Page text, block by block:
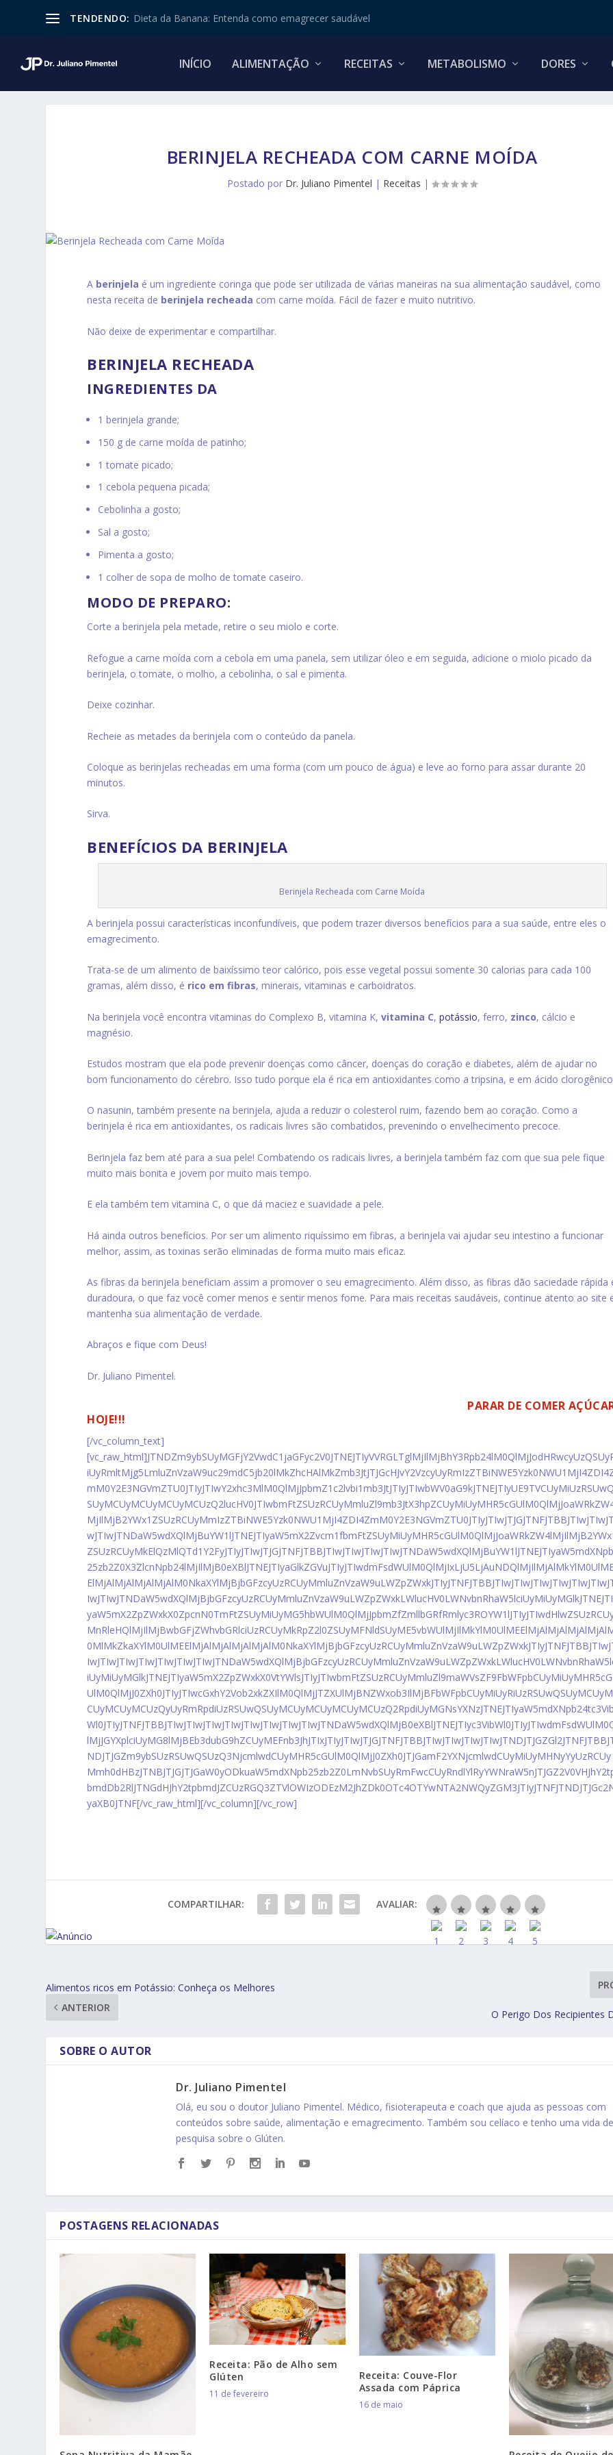
TENDENDO: Dieta da Banana: Entenda como emagrecer saudável
INÍCIO ALIMENTAÇÃO RECEITAS METABOLISMO DORES
BERINJELA RECHEADA COM CARNE MOÍDA
Postado por Dr. Juliano Pimentel | Receitas |
A berinjela é um ingrediente coringa que pode ser utilizada de várias maneiras na sua alimentação saudável, como
nesta receita de berinjela recheada com carne moída. Fácil de fazer e muito nutritivo.
Não deixe de experimentar e compartilhar.
BERINJELA RECHEADA
INGREDIENTES DA
1 berinjela grande;
150 g de carne moída de patinho;
1 tomate picado;
1 cebola pequena picada;
Cebolinha a gosto;
Sal a gosto;
Pimenta a gosto;
1 colher de sopa de molho de tomate caseiro.
MODO DE PREPARO:
Corte a berinjela pela metade, retire o seu miolo e corte.
Refogue a carne moída com a cebola em uma panela, sem utilizar óleo e em seguida, adicione o miolo picado da
berinjela, o tomate, o molho, a cebolinha, o sal e pimenta.
Deixe cozinhar.
Recheie as metades da berinjela com o conteúdo da panela.
Coloque as berinjelas recheadas em uma forma (com um pouco de água) e leve ao forno para assar durante 20
minutos.
Sirva.
BENEFÍCIOS DA BERINJELA
Berinjela Recheada com Carne Moída
A berinjela possui características inconfundíveis, que podem trazer diversos benefícios para a sua saúde, entre eles o
emagrecimento.
Trata-se de um alimento de baixíssimo teor calórico, pois esse vegetal possui somente 30 calorias para cada 100
gramas, além disso, é rico em fibras, minerais, vitaminas e carboidratos.
Na berinjela você encontra vitaminas do Complexo B, vitamina K,vitamina C,potássio, ferro, zinco, cálcio e
magnésio.
Estudos mostram que ela pode prevenir doenças como câncer, doenças do coração e diabetes, além de ajudar no
bom funcionamento do cérebro. Isso tudo porque ela é rica em antioxidantes como a tripsina, e em ácido
O nasunin, também presente na berinjela, ajuda a reduzir o colesterol ruim, fazendo bem ao coração. Como a
berinjela é rica em antioxidantes, os radicais livres são combatidos, prevenindo o envelhecimento precoce.
Berinjela faz bem até para a sua pele! Combatendo os radicais livres, a berinjela também faz com que sua pele fique
muito mais bonita e jovem por muito mais tempo.
E ela também tem vitamina C, o que dá maciez e suavidade a pele.
Há ainda outros benefícios. Por ser um alimento riquíssimo em fibras, a berinjela vai ajudar seu intestino a funcionar
melhor, assim, as toxinas serão eliminadas de forma muito mais eficaz.
As fibras da berinjela beneficiam assim a promover o seu emagrecimento.Além disso, as fibras dão saciedade rápida
duradoura, o que faz você comer menos e sentir menos fome. Para mais receitas saudáveis, continue atento ao site
mantenha sua alimentação de verdade.
Abraços e fique com Deus!
Dr. Juliano Pimentel.
PARAR DE COMER
HOJE!!!
[/vc_column_text]
IwJTIwJTNDaW5wdXQlMjBjbGFzcyUzRCUyMmluZnVzaW9uLWZpZWxkLWlucHV0LWNvbnRhaW5lciUyMiUyMGlkJTNEJTI
iUyMiUyMGlkJTNEJTIyaW5mX2ZpZWxkX0VtYWlsJTIyJTIwbmFtZSUzRCUyMmluZl9maWVsZF9FbWFpbCUyMiUyMHR5cG
UlM0QlMjJ0ZXh0JTIyJTIwcGxhY2Vob2xkZXIlM0QlMjJTZXUlMjBNZWxob3IlMjBFbWFpbCUyMiUyRiUzRSUwQSUyMCUyM
NDJTJGZm9ybSUzRSUwQSUzQ3NjcmlwdCUyMHR5cGUlM0QlMjJ0ZXh0JTJGamF2YXNjcmlwdCUyMiUyMHNyYyUzRCUy
yaXB0JTNF[/vc_raw_html][/vc_column][/vc_row]
COMPARTILHAR: AVALIAR:
Alimentos ricos em Potássio: Conheça os Melhores
ANTERIOR
O Perigo Dos Recipientes
SOBRE O AUTOR
Dr. Juliano Pimentel
Olá, eu sou o doutor Juliano Pimentel. Médico, fisioterapeuta e coach que ajuda as pessoas com
conteúdos sobre saúde, alimentação e emagrecimento. Também sou celíaco e tenho uma vida
pesquisa sobre o Glúten.
POSTAGENS RELACIONADAS
Receita: Pão de Alho sem
Glúten
11 de fevereiro
Receita: Couve-Flor
Assada com Páprica
16 de maio